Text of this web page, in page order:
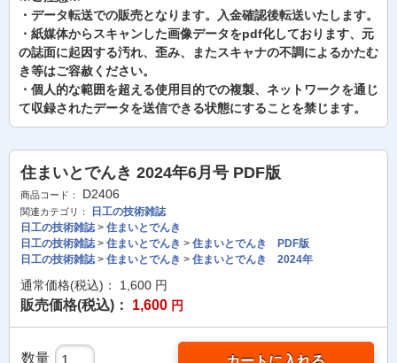
・データ転送での販売となります。入金確認後転送いたします。
・紙媒体からスキャンした画像データをpdf化しております、元
の誌面に起因する汚れ、歪み、またスキャナの不調によるかたむ
き等はご容赦ください。
・個人的な範囲を超える使用目的での複製、ネットワークを通じ
て収録されたデータを送信できる状態にすることを禁じます。
住まいとでんき 2024年6月号 PDF版
商品コード： D2406
関連カテゴリ：
日工の技術雑誌
日工の技術雑誌> 住まいとでんき
日工の技術雑誌> 住まいとでんき > 住まいとでんき PDF版
日工の技術雑誌> 住まいとでんき > 住まいとでんき 2024年
通常価格(税込)： 1,600 円
販売価格(税込)： 1,600 円
数量